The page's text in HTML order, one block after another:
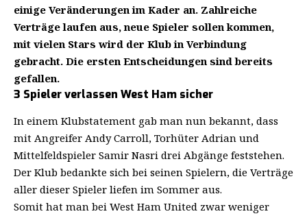
einige Veränderungen im Kader an. Zahlreiche
Verträge laufen aus, neue Spieler sollen kommen,
mit vielen Stars wird der Klub in Verbindung
gebracht. Die ersten Entscheidungen sind bereits
gefallen.
3 Spieler verlassen West Ham sicher
In einem Klubstatement gab man nun bekannt, dass
mit Angreifer Andy Carroll, Torhüter Adrian und
Mittelfeldspieler Samir Nasri drei Abgänge feststehen.
Der Klub bedankte sich bei seinen Spielern, die Verträge
aller dieser Spieler liefen im Sommer aus.
Somit hat man bei West Ham United zwar weniger